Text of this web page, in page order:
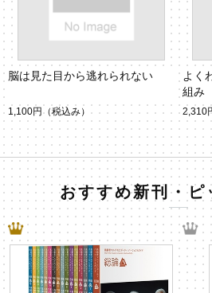
脳は見た目から逃れられない
1,100円（税込み）
よく
組み
2,310
おすすめ新刊・ピ